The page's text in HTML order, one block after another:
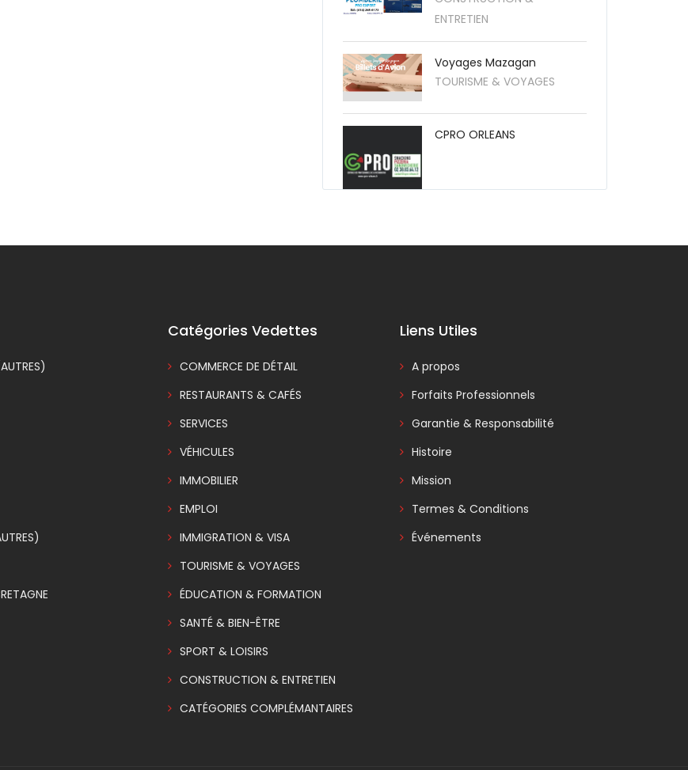
ENTRETIEN
Voyages Mazagan
TOURISME & VOYAGES
CPRO ORLEANS
Catégories Vedettes
COMMERCE DE DÉTAIL
RESTAURANTS & CAFÉS
SERVICES
VÉHICULES
IMMOBILIER
EMPLOI
IMMIGRATION & VISA
TOURISME & VOYAGES
ÉDUCATION & FORMATION
SANTÉ & BIEN-ÊTRE
SPORT & LOISIRS
CONSTRUCTION & ENTRETIEN
CATÉGORIES COMPLÉMANTAIRES
Liens Utiles
A propos
Forfaits Professionnels
Garantie & Responsabilité
Histoire
Mission
Termes & Conditions
Événements